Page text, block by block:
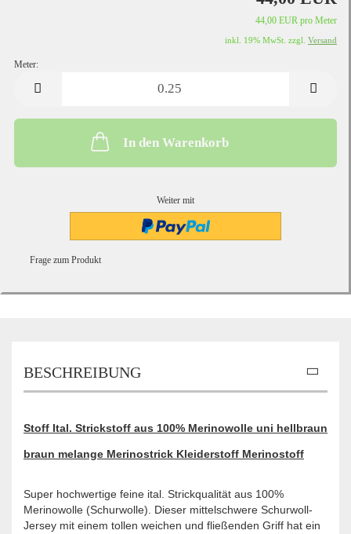
44,00 EUR pro Meter
inkl. 19% MwSt. zzgl. Versand
Meter:
In den Warenkorb
Weiter mit
Frage zum Produkt
BESCHREIBUNG
Stoff Ital. Strickstoff aus 100% Merinowolle uni hellbraun
braun melange Merinostrick Kleiderstoff Merinostoff
Super hochwertige feine ital. Strickqualität aus 100%
Merinowolle (Schurwolle). Dieser mittelschwere Schurwoll-
Jersey mit einem tollen weichen und fließenden Griff hat ein